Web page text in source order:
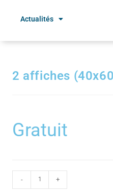
Actualités
2 affiches
Gratuit
- +